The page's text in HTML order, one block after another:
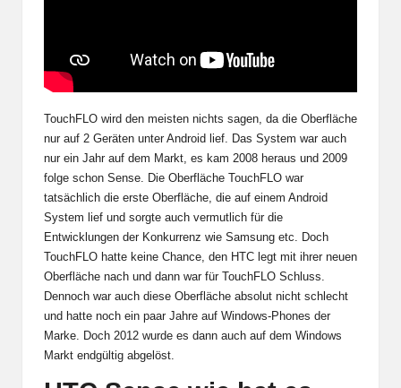
TouchFLO wird den meisten nichts sagen, da die Oberfläche
nur auf 2 Geräten unter Android lief. Das System war auch
nur ein Jahr auf dem Markt, es kam 2008 heraus und 2009
folge schon Sense. Die Oberfläche TouchFLO war
tatsächlich die erste Oberfläche, die auf einem Android
System lief und sorgte auch vermutlich für die
Entwicklungen der Konkurrenz wie Samsung etc. Doch
TouchFLO hatte keine Chance, den HTC legt mit ihrer neuen
Oberfläche nach und dann war für TouchFLO Schluss.
Dennoch war auch diese Oberfläche absolut nicht schlecht
und hatte noch ein paar Jahre auf Windows-Phones der
Marke. Doch 2012 wurde es dann auch auf dem Windows
Markt endgültig abgelöst.